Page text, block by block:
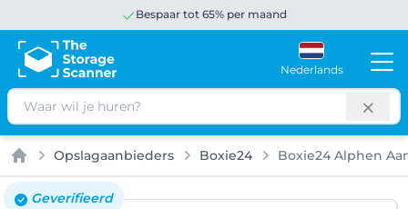
Bespaar tot 65% per maand
Nederlands
Zoeken
Home
Opslagaanbieders Boxie24 Boxie24 Alphen
Geverifieerd